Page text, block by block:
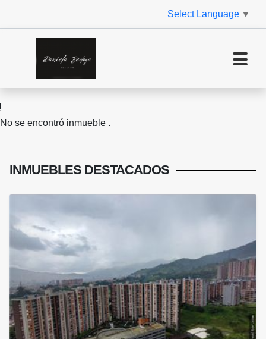
Select Language ▼
No se encontró inmueble .
INMUEBLES DESTACADOS